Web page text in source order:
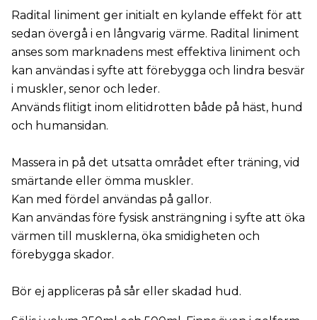
Radital liniment ger initialt en kylande effekt för att
sedan övergå i en långvarig värme. Radital liniment
anses som marknadens mest effektiva liniment och
kan användas i syfte att förebygga och lindra besvär
i muskler, senor och leder.
Används flitigt inom elitidrotten både på häst, hund
och humansidan.
Massera in på det utsatta området efter träning, vid
smärtande eller ömma muskler.
Kan med fördel användas på gallor.
Kan användas före fysisk ansträngning i syfte att öka
värmen till musklerna, öka smidigheten och
förebygga skador.
Bör ej appliceras på sår eller skadad hud.